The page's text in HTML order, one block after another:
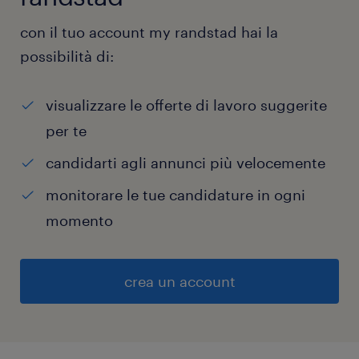
con il tuo account my randstad hai la
possibilità di:
visualizzare le offerte di lavoro suggerite
per te
candidarti agli annunci più velocemente
monitorare le tue candidature in ogni
momento
crea un account